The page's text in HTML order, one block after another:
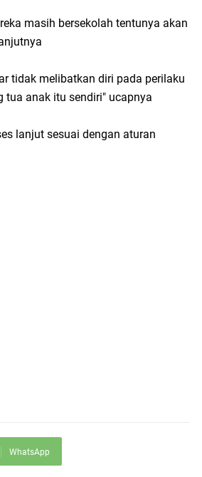
masih bersekolah tentunya akan
tidak melibatkan diri pada perilaku
tua anak itu sendiri" ucapnya
lanjut sesuai dengan aturan
WhatsApp